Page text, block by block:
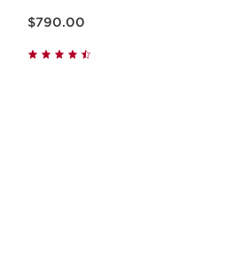
$790.00